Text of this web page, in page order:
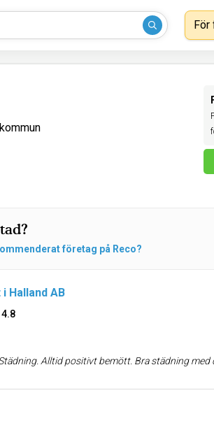
För
företag på Reco?
Halland AB
4.8
Alltid positivt bemött. Bra städning med